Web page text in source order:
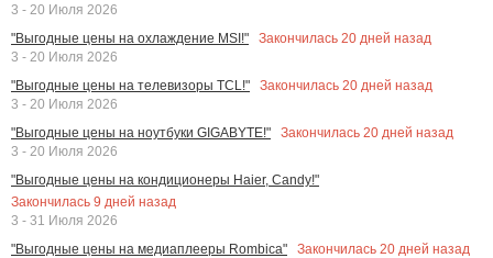
3 - 20 Июля 2026
"Выгодные цены на охлаждение MSI!"
Закончилась 20 дней назад
3 - 20 Июля 2026
"Выгодные цены на телевизоры TCL!"
Закончилась 20 дней назад
3 - 20 Июля 2026
"Выгодные цены на ноутбуки GIGABYTE!"
Закончилась 20 дней назад
3 - 20 Июля 2026
"Выгодные цены на кондиционеры Haier, Candy!"
Закончилась 9 дней назад
3 - 31 Июля 2026
"Выгодные цены на медиаплееры Rombica"
Закончилась 20 дней назад